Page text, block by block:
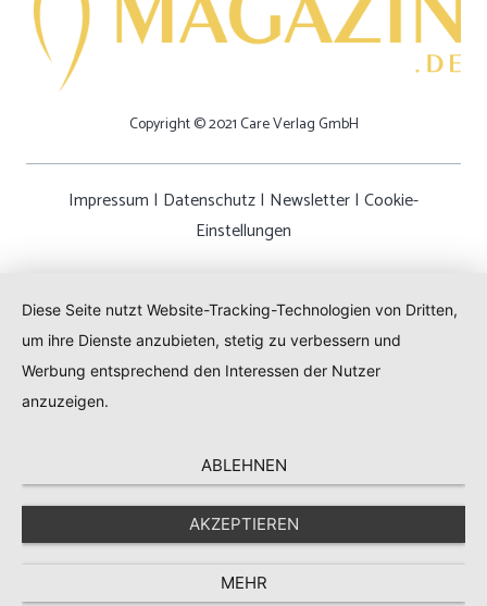
Copyright © 2021 Care Verlag GmbH
Impressum | Datenschutz| Newsletter| Cookie-
Einstellungen
Diese Seite nutzt Website-Tracking-Technologien von Dritten,
um ihre Dienste anzubieten, stetig zu verbessern und
Werbung entsprechend den Interessen der Nutzer
anzuzeigen.
ABLEHNEN
AKZEPTIEREN
MEHR